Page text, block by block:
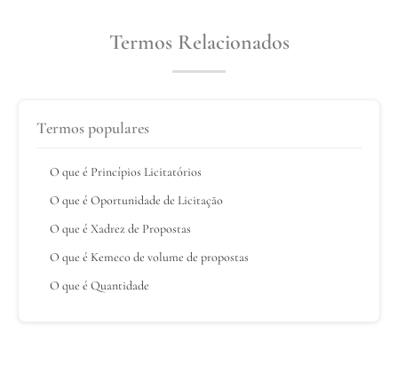
Termos Relacionados
Termos populares
O que é Princípios Licitatórios
O que é Oportunidade de Licitação
O que é Xadrez de Propostas
O que é Kemeco de volume de propostas
O que é Quantidade